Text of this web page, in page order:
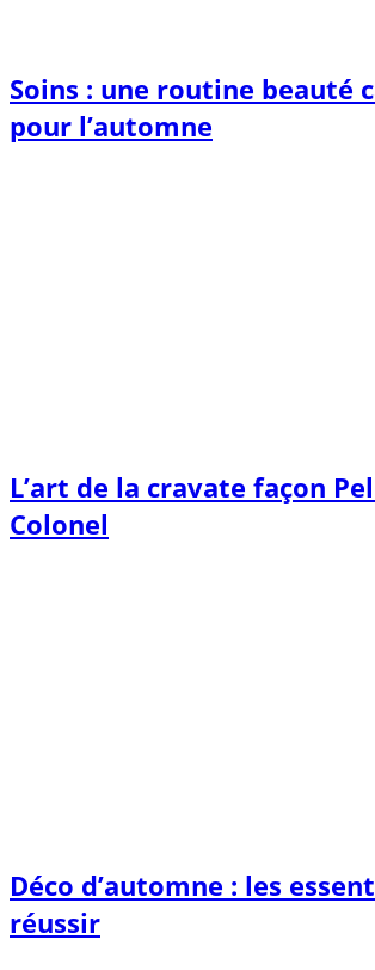
Soins : une routine beauté
pour l’automne
L’art de la cravate façon
Colonel
Déco d’automne : les
réussir